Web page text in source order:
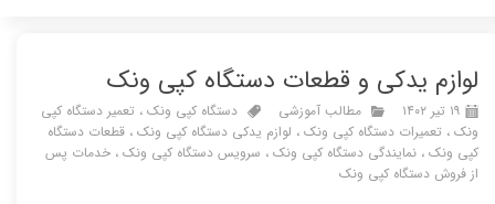
لوازم یدکی و قطعات دستگاه کپی ونک
۱۹ تیر ۱۴۰۲ مطالب آموزشی دستگاه کپی ونک ، تعمیر دستگاه کپی
ونک ، تعمیرات دستگاه کپی ونک ، لوازم یدکی دستگاه کپی ونک ، قطعات دستگاه
کپی ونک ، نمایندگی دستگاه کپی ونک ، سرویس دستگاه کپی ونک ، خدمات پس
از فروش دستگاه کپی ونک